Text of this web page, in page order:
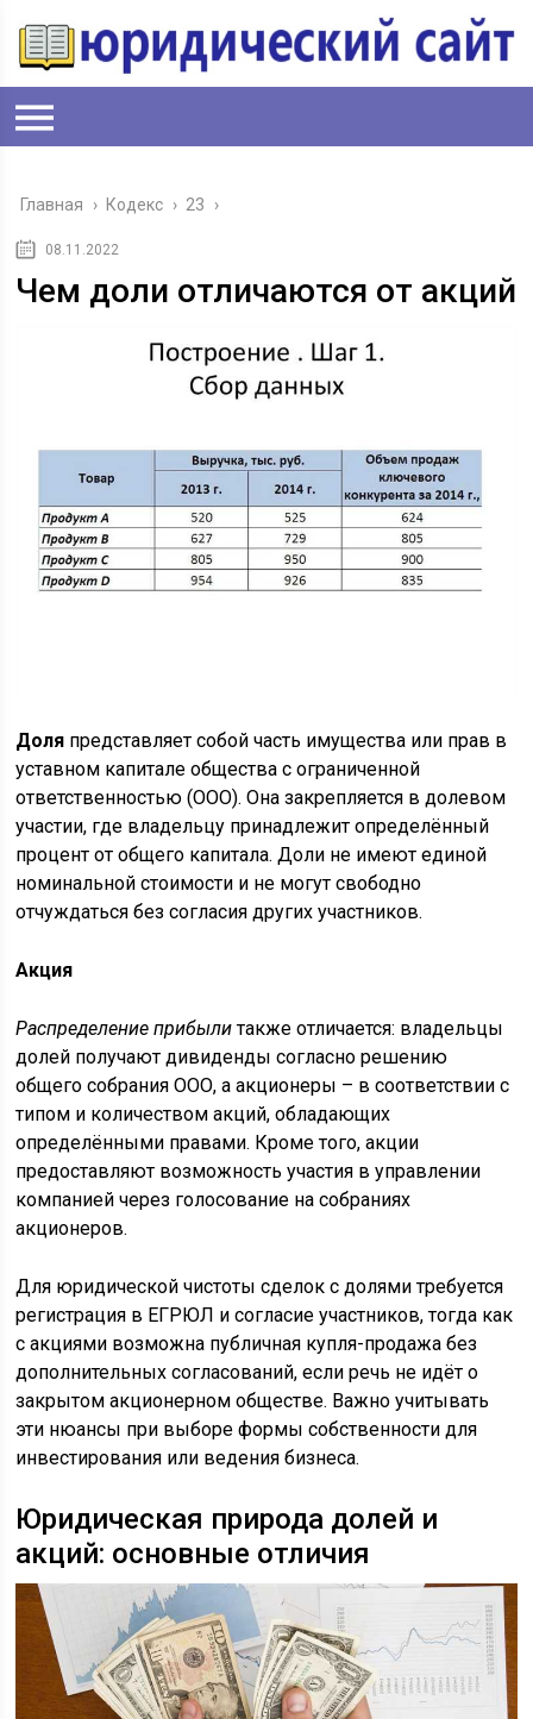
Главная › Кодекс › 23 ›
08.11.2022
Чем доли отличаются от акций
Доля представляет собой часть имущества или прав в
уставном капитале общества с ограниченной
ответственностью (ООО). Она закрепляется в долевом
участии, где владельцу принадлежит определённый
процент от общего капитала. Доли не имеют единой
номинальной стоимости и не могут свободно
отчуждаться без согласия других участников.
Акция
Распределение прибылитакже отличается: владельцы
долей получают дивиденды согласно решению
общего собрания ООО, а акционеры – в соответствии с
типом и количеством акций, обладающих
определёнными правами. Кроме того, акции
предоставляют возможность участия в управлении
компанией через голосование на собраниях
акционеров.
Для юридической чистоты сделок с долями требуется
регистрация в ЕГРЮЛ и согласие участников, тогда как
с акциями возможна публичная купля-продажа без
дополнительных согласований, если речь не идёт о
закрытом акционерном обществе. Важно учитывать
эти нюансы при выборе формы собственности для
инвестирования или ведения бизнеса.
Юридическая природа долей и
акций: основные отличия